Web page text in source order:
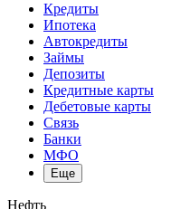
Кредиты
Ипотека
Автокредиты
Займы
Депозиты
Кредитные карты
Дебетовые карты
Связь
Банки
МФО
Еще
Нефть